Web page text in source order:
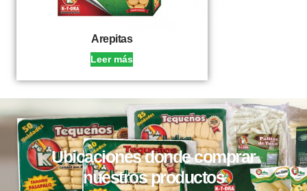
Arepitas
Leer más
Ubicaciones donde comprar
nuestros productos